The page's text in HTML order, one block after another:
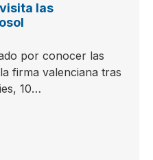
las
por conocer las
firma valenciana tras
10…